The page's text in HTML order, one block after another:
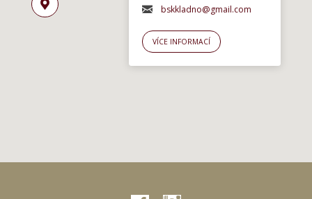
bskkladno@gmail.com
VÍCE INFORMACÍ